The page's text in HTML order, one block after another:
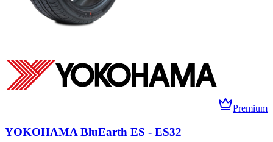
Premium
YOKOHAMA BluEarth ES - ES32